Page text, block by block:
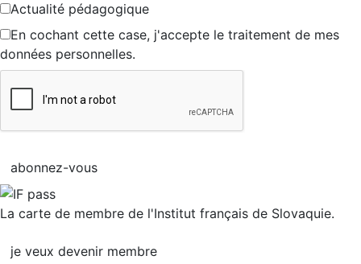
Actualité pédagogique
En cochant cette case, j'accepte le traitement de mes
données personnelles.
abonnez-vous
La carte de membre de l'Institut français de Slovaquie.
je veux devenir membre